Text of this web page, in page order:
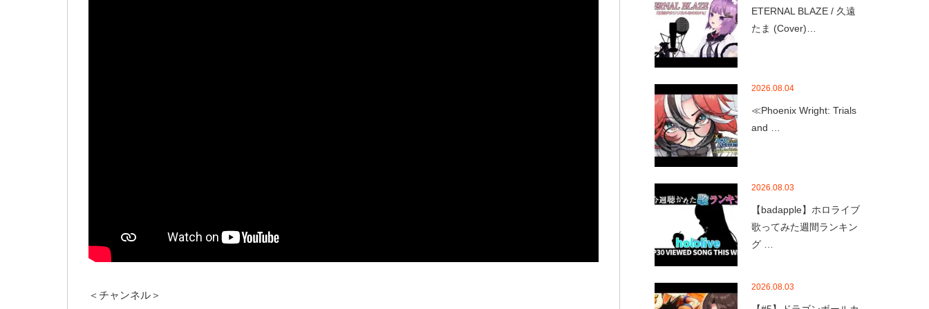
＜チャンネル＞
ETERNAL BLAZE / 久遠
たま (Cover)…
2026.08.04
≪Phoenix Wright: Trials
and …
2026.08.03
【badapple】ホロライブ
歌ってみた週間ランキン
グ …
2026.08.03